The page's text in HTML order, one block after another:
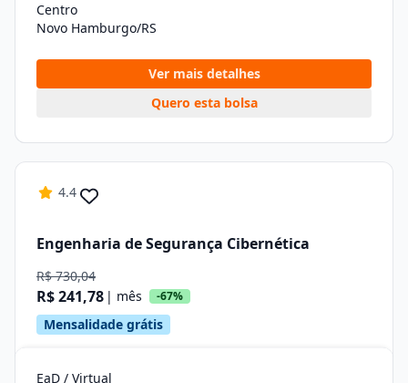
Centro
Novo Hamburgo/RS
Ver mais detalhes
Quero esta bolsa
4.4
Engenharia de Segurança Cibernética
R$ 730,04
R$ 241,78 | mês -67%
Mensalidade grátis
EaD / Virtual